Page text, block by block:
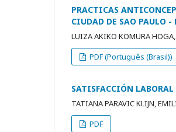
PRACTICAS
CIUDAD DE SAO PAULO -
LUIZA AKIKO KOMURA
PDF (Português (Brasil))
SATISFACCIÓN
TATIANA PARAVIC KLIJN,
PDF